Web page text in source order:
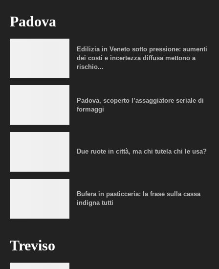
Padova
Edilizia in Veneto sotto pressione: aumenti
dei costi e incertezza diffusa mettono a
rischio...
Padova, scoperto l’assaggiatore seriale di
formaggi
Due ruote in città, ma chi tutela chi le usa?
Bufera in pasticceria: la frase sulla cassa
indigna tutti
Treviso